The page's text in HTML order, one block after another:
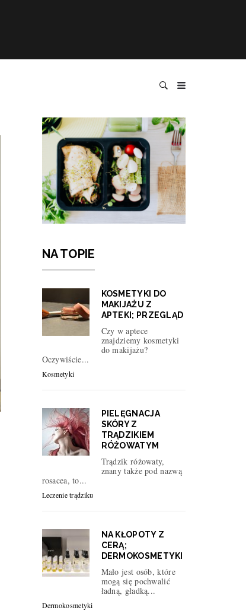
NA TOPIE
KOSMETYKI DO
MAKIJAŻU Z
APTEKI; PRZEGLĄD
Czy w aptece
znajdziemy kosmetyki
do makijażu?
Oczywiście...
Kosmetyki
PIELĘGNACJA
SKÓRY Z
TRĄDZIKIEM
RÓŻOWATYM
Trądzik różowaty,
znany także pod nazwą
rosacea, to...
Leczenie trądziku
NA KŁOPOTY Z
CERĄ;
DERMOKOSMETYKI
Mało jest osób, które
mogą się pochwalić
ładną, gładką...
Dermokosmetyki